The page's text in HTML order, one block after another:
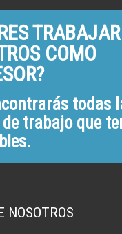
COMO
todas
trabajo que
NOSOTROS